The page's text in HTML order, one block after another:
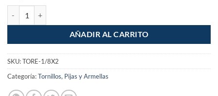
AÑADIR AL CARRITO
SKU:TORE-1/8X2
Categoría:Tornillos, Pijas y Armellas